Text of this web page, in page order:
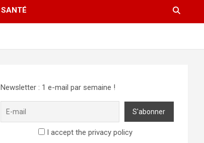
SANTÉ
Newsletter : 1 e-mail par semaine !
I accept the privacy policy